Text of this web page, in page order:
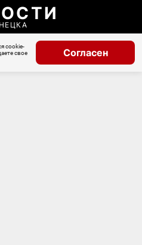
cookie-
свое
Согласен